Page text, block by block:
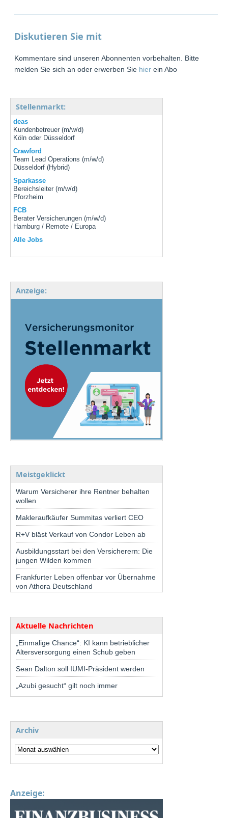
Diskutieren Sie mit
Kommentare sind unseren Abonnenten vorbehalten. Bitte
melden Sie sich an oder erwerben Sie hier ein Abo
Stellenmarkt:
deas
Kundenbetreuer (m/w/d)
Köln oder Düsseldorf
Crawford
Team Lead Operations (m/w/d)
Düsseldorf (Hybrid)
Sparkasse
Bereichsleiter (m/w/d)
Pforzheim
FCB
Berater Versicherungen (m/w/d)
Hamburg / Remote / Europa
Alle Jobs
Anzeige:
Meistgeklickt
Warum Versicherer ihre Rentner behalten
wollen
Makleraufkäufer Summitas verliert CEO
R+V bläst Verkauf von Condor Leben ab
Ausbildungsstart bei den Versicherern: Die
jungen Wilden kommen
Frankfurter Leben offenbar vor Übernahme
von Athora Deutschland
Aktuelle Nachrichten
„Einmalige Chance“: KI kann betrieblicher
Altersversorgung einen Schub geben
Sean Dalton soll IUMI-Präsident werden
„Azubi gesucht“ gilt noch immer
Archiv
Anzeige: